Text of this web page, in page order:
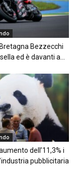
Bezzecchi
ed è davanti a...
dell’11,3% i
pubblicitaria